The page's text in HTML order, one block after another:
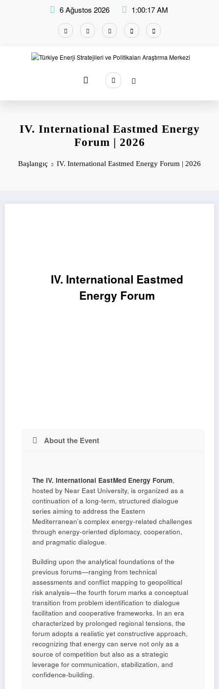
6 Ağustos 2026 1:00:17 AM
IV. International Eastmed Energy
Forum | 2026
Başlangıç IV. International Eastmed Energy Forum | 2026
IV. International Eastmed
Energy Forum
About the Event
The IV. International EastMed Energy Forum,
hosted by Near East University, is organized as a
continuation of a long-term, structured dialogue
series aiming to address the Eastern
Mediterranean’s complex energy-related challenges
through energy-oriented diplomacy, cooperation,
and pragmatic dialogue.
Building upon the analytical foundations of the
previous forums—ranging from technical
assessments and conflict mapping to geopolitical
risk analysis—the fourth forum marks a conceptual
transition from problem identification to dialogue
facilitation and cooperative frameworks. In an era
characterized by prolonged regional tensions, the
forum adopts a realistic yet constructive approach,
recognizing that energy can serve not only as a
source of competition but also as a strategic
leverage for communication, stabilization, and
confidence-building.